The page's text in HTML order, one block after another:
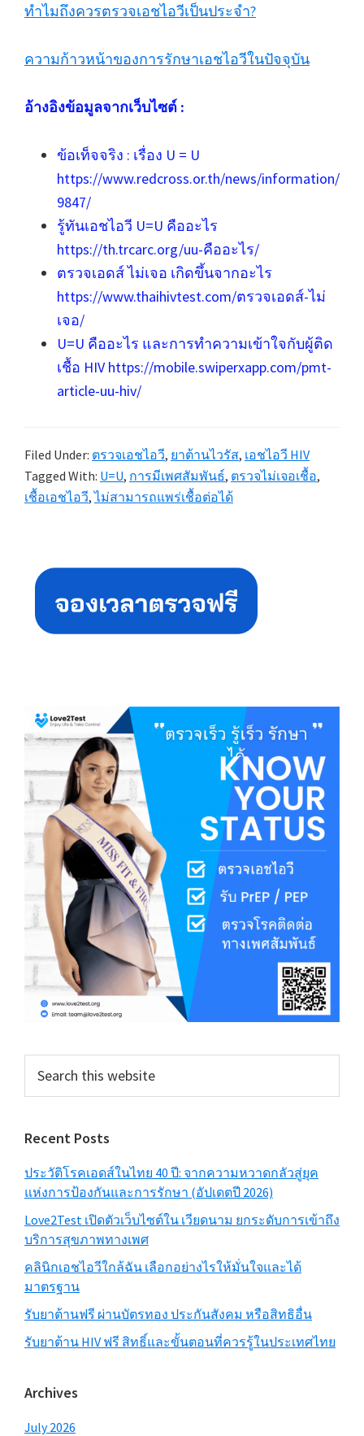
ทำไมถึงควรตรวจเอชไอวีเป็นประจำ?
ความก้าวหน้าของการรักษาเอชไอวีในปัจจุบัน
อ้างอิงข้อมูลจากเว็บไซต์ :
ข้อเท็จจริง : เรื่อง U = U
https://www.redcross.or.th/news/information/
9847/
รู้ทันเอชไอวี U=U คืออะไร
https://th.trcarc.org/uu-คืออะไร/
ตรวจเอดส์ ไม่เจอ เกิดขึ้นจากอะไร
https://www.thaihivtest.com/ตรวจเอดส์-ไม่
เจอ/
U=U คืออะไร และการทำความเข้าใจกับผู้ติด
เชื้อ HIV https://mobile.swiperxapp.com/pmt-
article-uu-hiv/
Filed Under: ตรวจเอชไอวี, ยาต้านไวรัส, เอชไอวี HIV
Tagged With: U=U, การมีเพศสัมพันธ์, ตรวจไม่เจอเชื้อ,
เชื้อเอชไอวี,ไม่สามารถแพร่เชื้อต่อได้
Sidebar
this
website
Recent Posts
ประวัติโรคเอดส์ในไทย 40 ปี: จากความหวาดกลัวสู่ยุค
แห่งการป้องกันและการรักษา (อัปเดตปี 2026)
Love2Test เปิดตัวเว็บไซต์ใน เวียดนาม ยกระดับการเข้าถึง
บริการสุขภาพทางเพศ
คลินิกเอชไอวีใกล้ฉัน เลือกอย่างไรให้มั่นใจและได้
มาตรฐาน
รับยาต้านฟรี ผ่านบัตรทอง ประกันสังคม หรือสิทธิอื่น
รับยาต้าน HIV ฟรี สิทธิ์และขั้นตอนที่ควรรู้ในประเทศไทย
Archives
July 2026